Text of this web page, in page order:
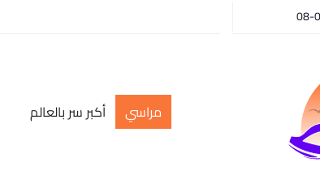
مراسي أكبر سر بالعالم